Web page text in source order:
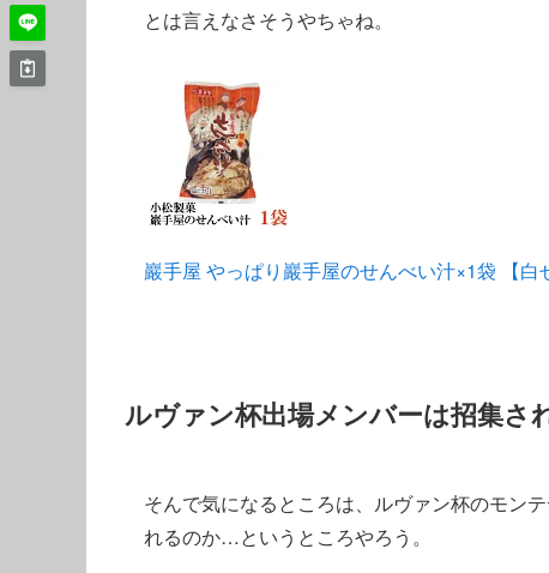
とは言えなさそうやちゃね。
巖手屋 やっぱり巖手屋のせんべい汁×1袋 【白
ルヴァン杯出場メンバーは招集さ
そんで気になるところは、ルヴァン杯のモン
れるのか…というところやろう。